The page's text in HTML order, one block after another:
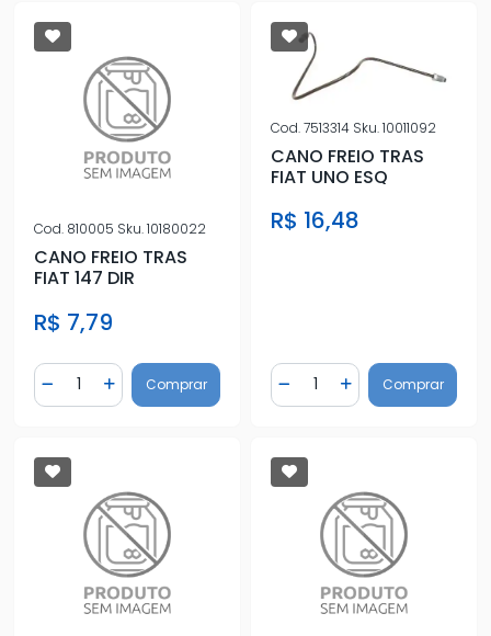
Cod. 810005 Sku.10180022
CANO FREIO TRAS
FIAT 147 DIR
R$ 7,79
Diminuir Quantidade
Quantidade
Adicionar Quantidade
Comprar
Cod.7513314 Sku.10011092
CANO FREIO TRAS
FIAT UNO ESQ
R$ 16,48
Diminuir Quantidade
Quantidade
AdicionarComprar